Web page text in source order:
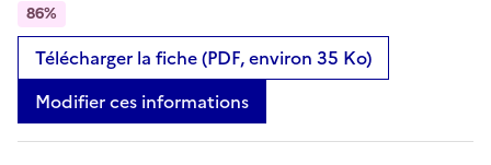
86%
Télécharger la fiche (PDF, environ 35 Ko)
Modifier ces informations